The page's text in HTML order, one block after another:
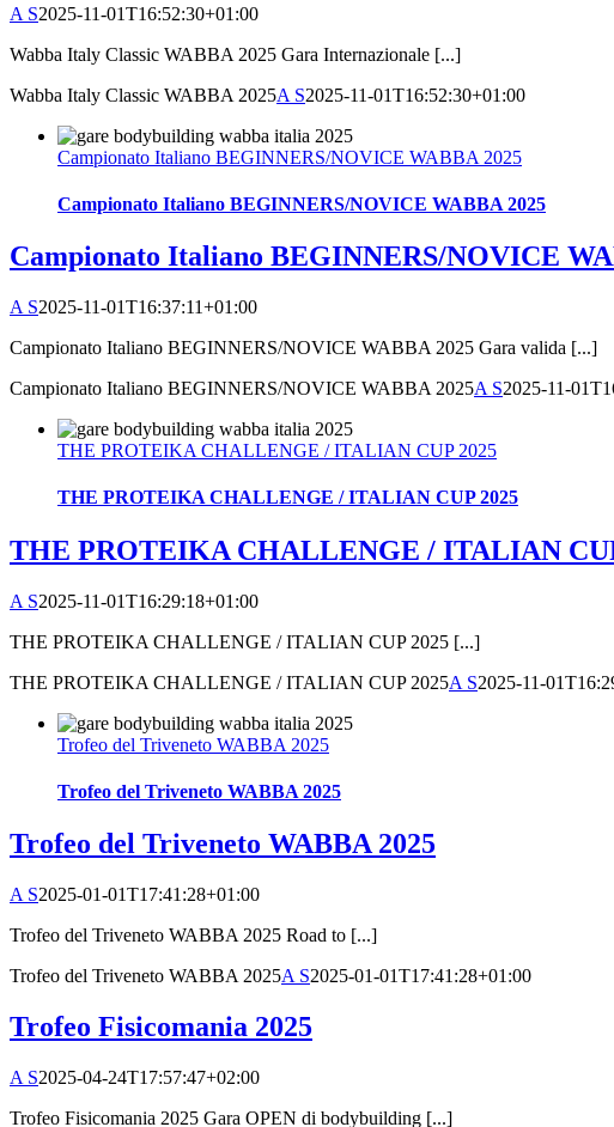
A S2025-11-01T16:52:30+01:00
Wabba Italy Classic WABBA 2025 Gara Internazionale [...]
Wabba Italy Classic WABBA 2025A S2025-11-01T16:52:30+01:00
Campionato Italiano BEGINNERS/NOVICE WABBA 2025
Campionato Italiano BEGINNERS/NOVICE WABBA 2025
Campionato Italiano BEGINNERS/NOVICE
A S2025-11-01T16:37:11+01:00
Campionato Italiano BEGINNERS/NOVICE WABBA 2025 Gara valida [...]
Campionato Italiano BEGINNERS/NOVICE WABBA 2025A S2025-11-
THE PROTEIKA CHALLENGE / ITALIAN CUP 2025
THE PROTEIKA CHALLENGE / ITALIAN CUP 2025
THE PROTEIKA CHALLENGE / ITALIAN
A S2025-11-01T16:29:18+01:00
THE PROTEIKA CHALLENGE / ITALIAN CUP 2025 [...]
THE PROTEIKA CHALLENGE / ITALIAN CUP 2025A S2025-11-
Trofeo del Triveneto WABBA 2025
Trofeo del Triveneto WABBA 2025
Trofeo del Triveneto WABBA 2025
A S2025-01-01T17:41:28+01:00
Trofeo del Triveneto WABBA 2025 Road to [...]
Trofeo del Triveneto WABBA 2025A S2025-01-01T17:41:28+01:00
Trofeo Fisicomania 2025
A S2025-04-24T17:57:47+02:00
Trofeo Fisicomania 2025 Gara OPEN di bodybuilding [...]